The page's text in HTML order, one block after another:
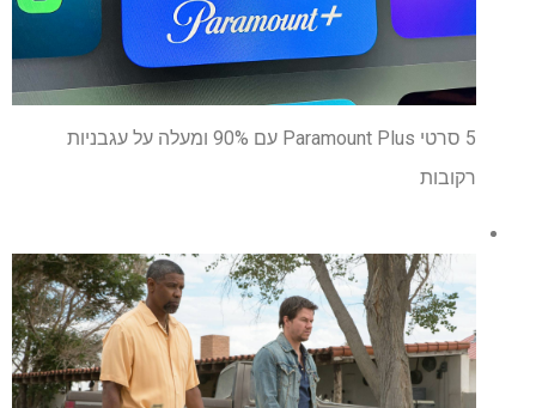
5 סרטי Paramount Plus עם 90% ומעלה על עגבניות
רקובות